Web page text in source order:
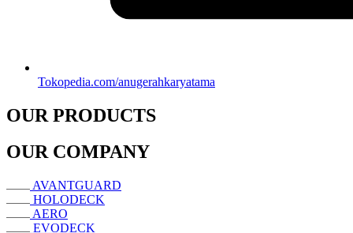
Tokopedia.com/anugerahkaryatama
OUR PRODUCTS
OUR COMPANY
AVANTGUARD
HOLODECK
AERO
EVODECK